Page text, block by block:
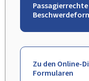
Zu den Online-
Formularen